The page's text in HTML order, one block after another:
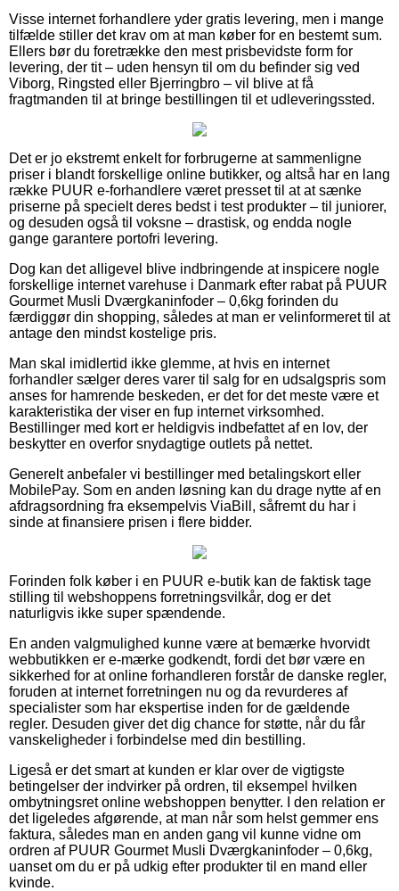
Visse internet forhandlere yder gratis levering, men i mange
tilfælde stiller det krav om at man køber for en bestemt sum.
Ellers bør du foretrække den mest prisbevidste form for
levering, der tit – uden hensyn til om du befinder sig ved
Viborg, Ringsted eller Bjerringbro – vil blive at få
fragtmanden til at bringe bestillingen til et udleveringssted.
Det er jo ekstremt enkelt for forbrugerne at sammenligne
priser i blandt forskellige online butikker, og altså har en lang
række PUUR e-forhandlere været presset til at at sænke
priserne på specielt deres bedst i test produkter – til juniorer,
og desuden også til voksne – drastisk, og endda nogle
gange garantere portofri levering.
Dog kan det alligevel blive indbringende at inspicere nogle
forskellige internet varehuse i Danmark efter rabat på PUUR
Gourmet Musli Dværgkaninfoder – 0,6kg forinden du
færdiggør din shopping, således at man er velinformeret til at
antage den mindst kostelige pris.
Man skal imidlertid ikke glemme, at hvis en internet
forhandler sælger deres varer til salg for en udsalgspris som
anses for hamrende beskeden, er det for det meste være et
karakteristika der viser en fup internet virksomhed.
Bestillinger med kort er heldigvis indbefattet af en lov, der
beskytter en overfor snydagtige outlets på nettet.
Generelt anbefaler vi bestillinger med betalingskort eller
MobilePay. Som en anden løsning kan du drage nytte af en
afdragsordning fra eksempelvis ViaBill, såfremt du har i
sinde at finansiere prisen i flere bidder.
Forinden folk køber i en PUUR e-butik kan de faktisk tage
stilling til webshoppens forretningsvilkår, dog er det
naturligvis ikke super spændende.
En anden valgmulighed kunne være at bemærke hvorvidt
webbutikken er e-mærke godkendt, fordi det bør være en
sikkerhed for at online forhandleren forstår de danske regler,
foruden at internet forretningen nu og da revurderes af
specialister som har ekspertise inden for de gældende
regler. Desuden giver det dig chance for støtte, når du får
vanskeligheder i forbindelse med din bestilling.
Ligeså er det smart at kunden er klar over de vigtigste
betingelser der indvirker på ordren, til eksempel hvilken
ombytningsret online webshoppen benytter. I den relation er
det ligeledes afgørende, at man når som helst gemmer ens
faktura, således man en anden gang vil kunne vidne om
ordren af PUUR Gourmet Musli Dværgkaninfoder – 0,6kg,
uanset om du er på udkig efter produkter til en mand eller
kvinde.